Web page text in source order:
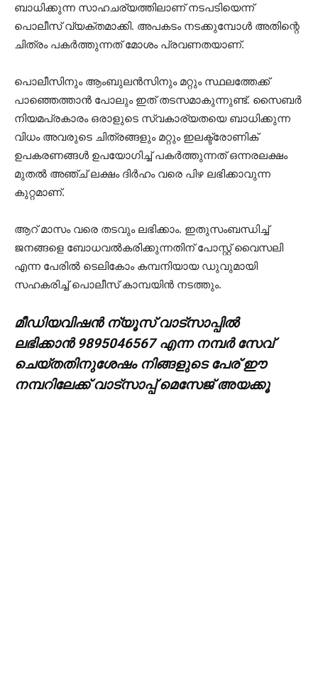
ബാധിക്കുന്ന സാഹചര്യത്തിലാണ് നടപടിയെന്ന്
പൊലീസ് വ്യക്തമാക്കി. അപകടം നടക്കുമ്പോള്‍ അതിന്റെ
ചിത്രം പകര്‍ത്തുന്നത് മോശം പ്രവണതയാണ്.
പൊലീസിനും ആംബുലന്‍സിനും മറ്റും സ്ഥലത്തേക്ക്
പാഞ്ഞെത്താന്‍ പോലും ഇത് തടസമാകുന്നുണ്ട്. സൈബര്‍
നിയമപ്രകാരം ഒരാളുടെ സ്വകാര്യതയെ ബാധിക്കുന്ന
വിധം അവരുടെ ചിത്രങ്ങളും മറ്റും ഇലക്ട്രോണിക്
ഉപകരണങ്ങള്‍ ഉപയോഗിച്ച് പകര്‍ത്തുന്നത് ഒന്നരലക്ഷം
മുതല്‍ അഞ്ച് ലക്ഷം ദിര്‍ഹം വരെ പിഴ ലഭിക്കാവുന്ന
കുറ്റമാണ്.
ആറ് മാസം വരെ തടവും ലഭിക്കാം. ഇതുസംബന്ധിച്ച്
ജനങ്ങളെ ബോധവല്‍കരിക്കുന്നതിന് പോസ്റ്റ് വൈസലി
എന്ന പേരില്‍ ടെലികോം കമ്പനിയായ ഡുവുമായി
സഹകരിച്ച് പൊലീസ് കാമ്പയിന്‍ നടത്തും.
മീഡിയവിഷൻ ന്യൂസ് വാട്സാപ്പില്‍
ലഭിക്കാന്‍ 9895046567 എന്ന നമ്പര്‍ സേവ്
ചെയ്തതിനുശേഷം നിങ്ങളുടെ പേര് ഈ
നമ്പറിലേക്ക് വാട്സാപ്പ് മെസേജ് അയക്കൂ